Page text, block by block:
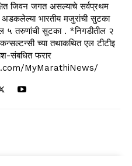
जिवन जगत असल्याचे सर्वप्रथम
भारतीय मजुरांची सुटका
५ तरुणांची सुटका . *निगडीतील २
च्या तथाकथित एल टीटीइ
संबधित फरार
MyMarathiNews/